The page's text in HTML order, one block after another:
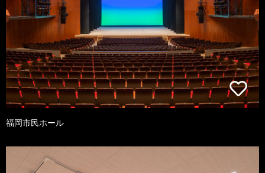
福岡市民ホール